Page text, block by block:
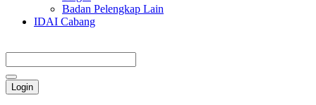
Badan Pelengkap Lain
IDAI Cabang
Login